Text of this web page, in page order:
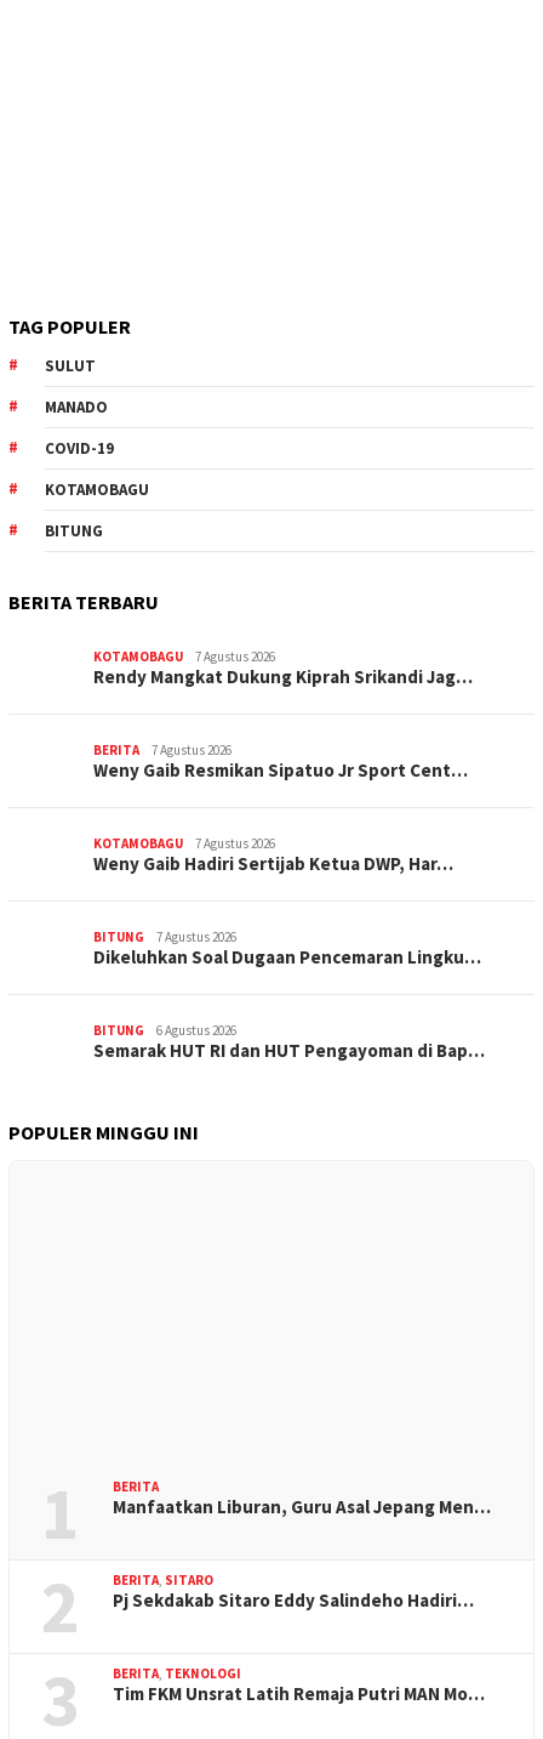
TAG POPULER
SULUT
MANADO
COVID-19
KOTAMOBAGU
BITUNG
BERITA TERBARU
KOTAMOBAGU 7 Agustus 2026
Rendy Mangkat Dukung Kiprah Srikandi Jag…
BERITA 7 Agustus 2026
Weny Gaib Resmikan Sipatuo Jr Sport Cent…
KOTAMOBAGU 7 Agustus 2026
Weny Gaib Hadiri Sertijab Ketua DWP, Har…
BITUNG 7 Agustus 2026
Dikeluhkan Soal Dugaan Pencemaran Lingku…
BITUNG 6 Agustus 2026
Semarak HUT RI dan HUT Pengayoman di Bap…
POPULER MINGGU INI
1 BERITA
Manfaatkan Liburan, Guru Asal Jepang Men…
2 BERITA, SITARO
Pj Sekdakab Sitaro Eddy Salindeho Hadiri…
3 BERITA, TEKNOLOGI
Tim FKM Unsrat Latih Remaja Putri MAN Mo…